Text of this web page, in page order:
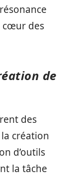
cœur des
de
des
création
d’outils
la tâche